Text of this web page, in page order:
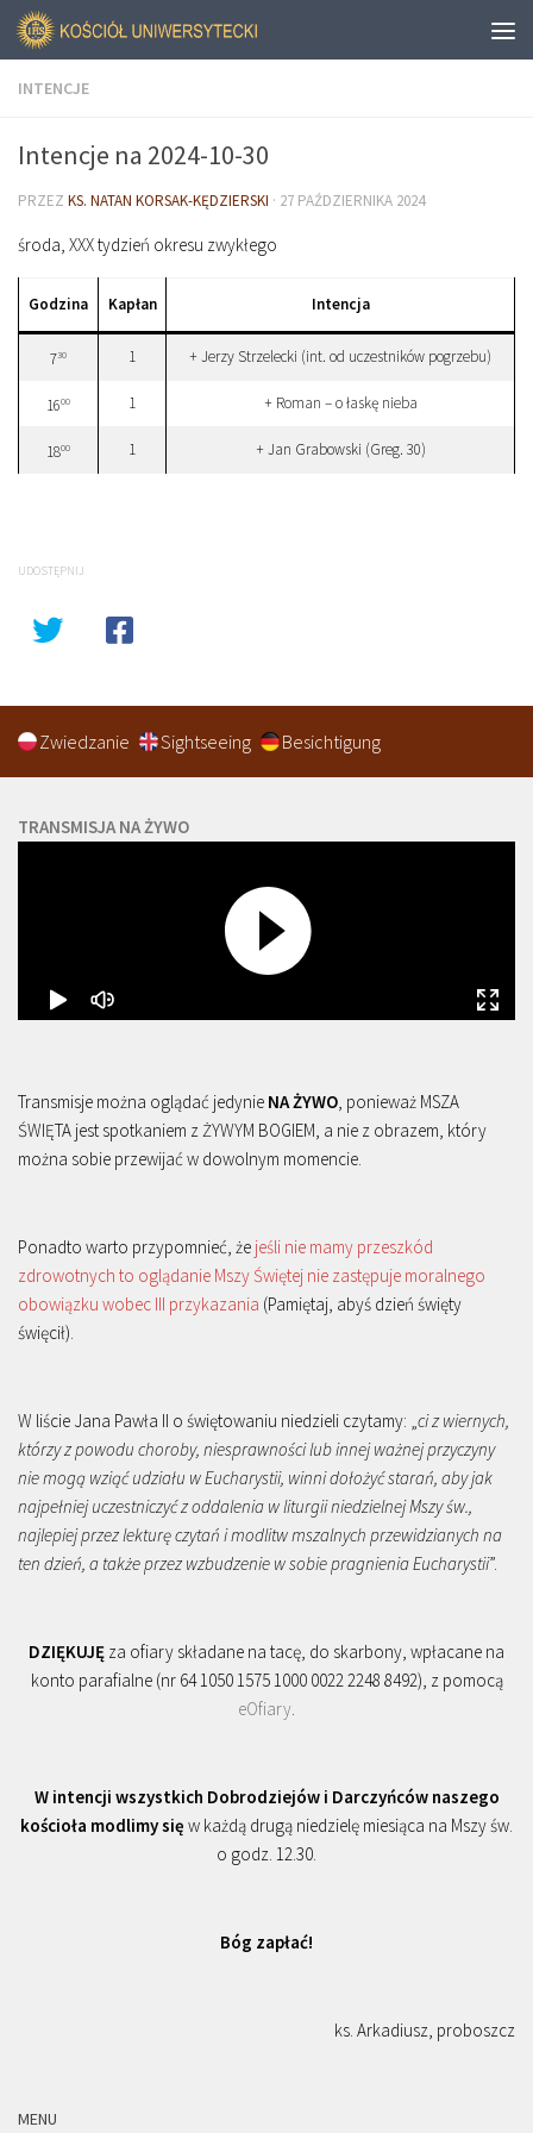
INTENCJE
Intencje na 2024-10-30
PRZEZ KS. NATAN KORSAK-KĘDZIERSKI · 27 PAŹDZIERNIKA 2024
środa, XXX tydzień okresu zwykłego
Godzina Kapłan Intencja
730 1 + Jerzy Strzelecki (int. od uczestników pogrzebu)
1600 1 + Roman – o łaskę nieba
1800 1 + Jan Grabowski (Greg. 30)
UDOSTĘPNIJ
Zwiedzanie Sightseeing Besichtigung
TRANSMISJA NA ŻYWO
Transmisje można oglądać jedynie NA ŻYWO, ponieważ MSZA
ŚWIĘTA jest spotkaniem z ŻYWYM BOGIEM, a nie z obrazem, który
można sobie przewijać w dowolnym momencie.
Ponadto warto przypomnieć, że jeśli nie mamy przeszkód
zdrowotnych to oglądanie Mszy Świętej nie zastępuje moralnego
obowiązku wobec III przykazania (Pamiętaj, abyś dzień święty
święcił).
W liście Jana Pawła II o świętowaniu niedzieli czytamy: „ci z wiernych,
którzy z powodu choroby, niesprawności lub innej ważnej przyczyny
nie mogą wziąć udziału w Eucharystii, winni dołożyć starań, aby jak
najpełniej uczestniczyć z oddalenia w liturgii niedzielnej Mszy św.,
najlepiej przez lekturę czytań i modlitw mszalnych przewidzianych na
ten dzień, a także przez wzbudzenie w sobie pragnienia Eucharystii”.
DZIĘKUJĘ za ofiary składane na tacę, do skarbony, wpłacane na
konto parafialne (nr 64 1050 1575 1000 0022 2248 8492), z pomocą
eOfiary.
W intencji wszystkich Dobrodziejów i Darczyńców naszego
kościoła modlimy się w każdą drugą niedzielę miesiąca na Mszy św.
o godz. 12.30.
Bóg zapłać!
ks. Arkadiusz, proboszcz
MENU